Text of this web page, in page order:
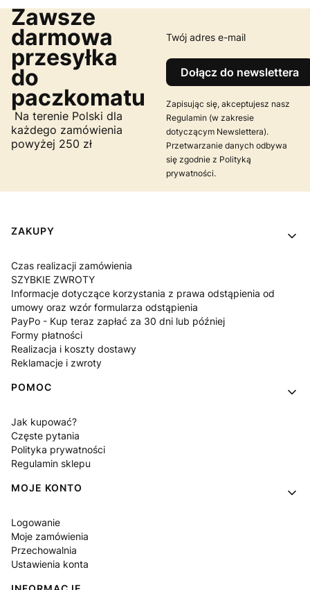
Zawsze
darmowa
przesyłka
do
paczkomatu
Na terenie Polski dla
każdego zamówienia
powyżej 250 zł
Twój adres e-mail
Dołącz do newslettera
Zapisując się, akceptujesz nasz
Regulamin (w zakresie
dotyczącym Newslettera).
Przetwarzanie danych odbywa
się zgodnie z Polityką
prywatności.
Linki w stopce
ZAKUPY
Czas realizacji zamówienia
SZYBKIE ZWROTY
Informacje dotyczące korzystania z prawa odstąpienia od
umowy oraz wzór formularza odstąpienia
PayPo - Kup teraz zapłać za 30 dni lub później
Formy płatności
Realizacja i koszty dostawy
Reklamacje i zwroty
POMOC
Jak kupować?
Częste pytania
Polityka prywatności
Regulamin sklepu
MOJE KONTO
Logowanie
Moje zamówienia
Przechowalnia
Ustawienia konta